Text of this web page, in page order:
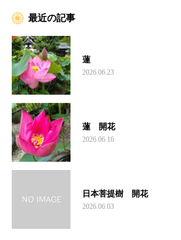
最近の記事
蓮
2026.06.23
蓮 開花
2026.06.16
日本菩提樹 開花
2026.06.03